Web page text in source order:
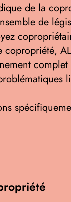
de la
de
copropriété,